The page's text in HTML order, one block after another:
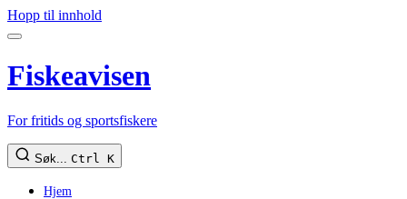
Hopp til innhold
Fiskeavisen
For fritids og sportsfiskere
Søk... Ctrl K
Hjem